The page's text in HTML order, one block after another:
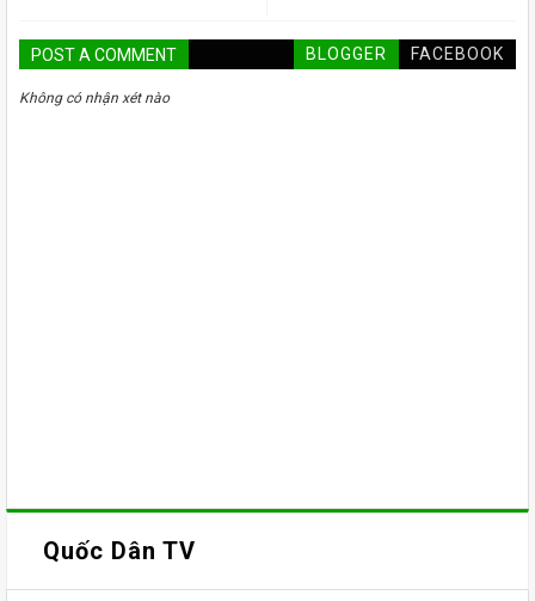
POST A COMMENT BLOGGER FACEBOOK
Không có nhận xét nào
Quốc Dân TV